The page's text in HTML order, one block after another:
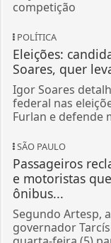
competição
POLÍTICA
Eleições:
Soares, quer
Igor Soares
federal nas
Furlan e defende
SÃO PAULO
Passageiros
e motoristas
ônibus...
Segundo Artesp,
governador